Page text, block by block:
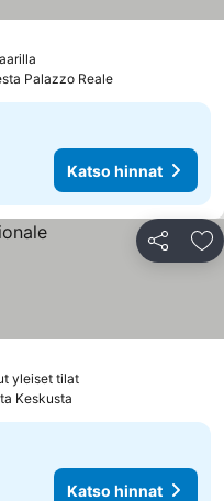
Palazzo Reale
Katso hinnat
Jaa
yleiset tilat
Keskusta
Katso hinnat